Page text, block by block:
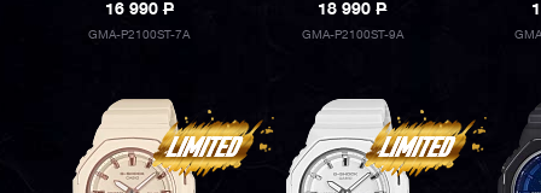
16 990P
GMA-P2100ST-7A
18 990P
GMA-P2100ST-9A